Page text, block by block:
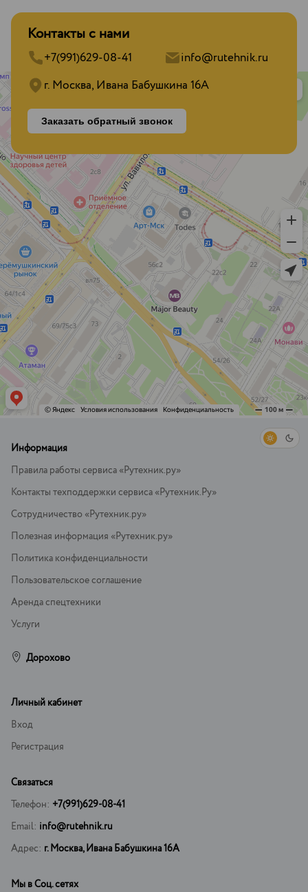
Контакты с нами
+7(991)629-08-41
info@rutehnik.ru
г. Москва, Ивана Бабушкина 16А
Заказать обратный звонок
Информация
Правила работы сервиса «Рутехник.ру»
Контакты техподдержки сервиса «Рутехник.Ру»
Сотрудничество «Рутехник.ру»
Полезная информация «Рутехник.ру»
Политика конфиденциальности
Пользовательское соглашение
Аренда спецтехники
Услуги
Дорохово
Личный кабинет
Вход
Регистрация
Связаться
Телефон: +7(991)629-08-41
Email: info@rutehnik.ru
Адрес: г. Москва, Ивана Бабушкина 16А
Мы в Соц. сетях